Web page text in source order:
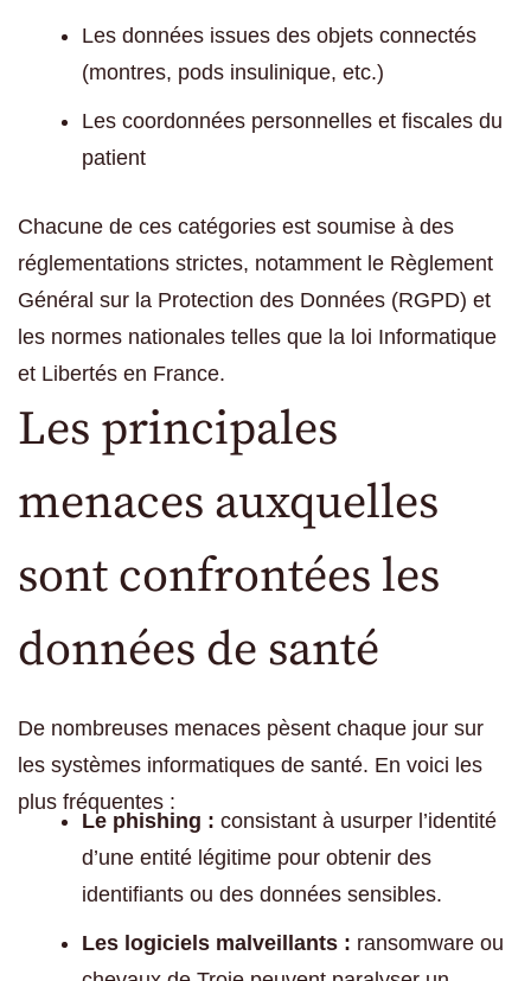
Les données issues des objets connectés
(montres, pods insulinique, etc.)
Les coordonnées personnelles et fiscales du
patient
Chacune de ces catégories est soumise à des
réglementations strictes, notamment le Règlement
Général sur la Protection des Données (RGPD) et
les normes nationales telles que la loi Informatique
et Libertés en France.
Les principales
menaces auxquelles
sont confrontées les
données de santé
De nombreuses menaces pèsent chaque jour sur
les systèmes informatiques de santé. En voici les
plus fréquentes :
Le phishing : consistant à usurper l’identité
d’une entité légitime pour obtenir des
identifiants ou des données sensibles.
Les logiciels malveillants : ransomware ou